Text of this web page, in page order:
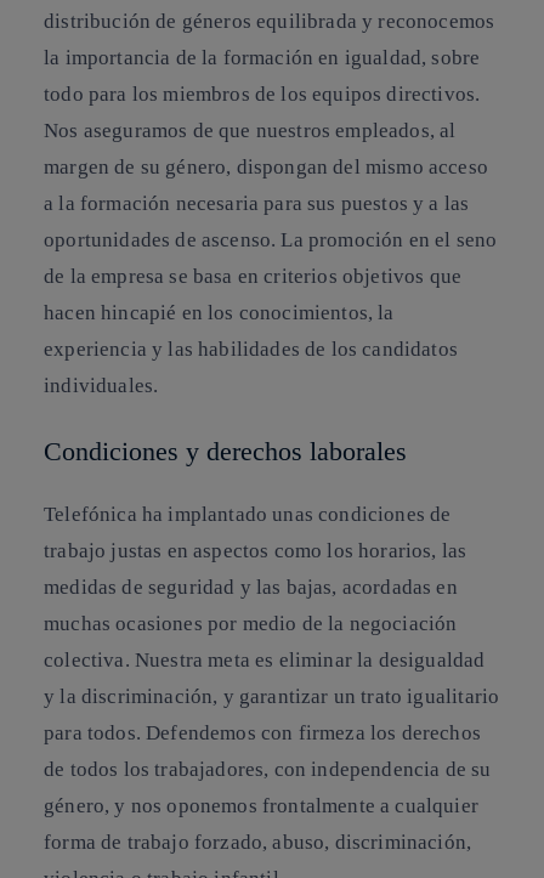
distribución de géneros equilibrada y reconocemos
la importancia de la formación en igualdad, sobre
todo para los miembros de los equipos directivos.
Nos aseguramos de que nuestros empleados, al
margen de su género, dispongan del mismo acceso
a la formación necesaria para sus puestos y a las
oportunidades de ascenso. La promoción en el seno
de la empresa se basa en criterios objetivos que
hacen hincapié en los conocimientos, la
experiencia y las habilidades de los candidatos
individuales.
Condiciones y derechos laborales
Telefónica ha implantado unas condiciones de
trabajo justas en aspectos como los horarios, las
medidas de seguridad y las bajas, acordadas en
muchas ocasiones por medio de la negociación
colectiva. Nuestra meta es eliminar la desigualdad
y la discriminación, y garantizar un trato igualitario
para todos. Defendemos con firmeza los derechos
de todos los trabajadores, con independencia de su
género, y nos oponemos frontalmente a cualquier
forma de trabajo forzado, abuso, discriminación,